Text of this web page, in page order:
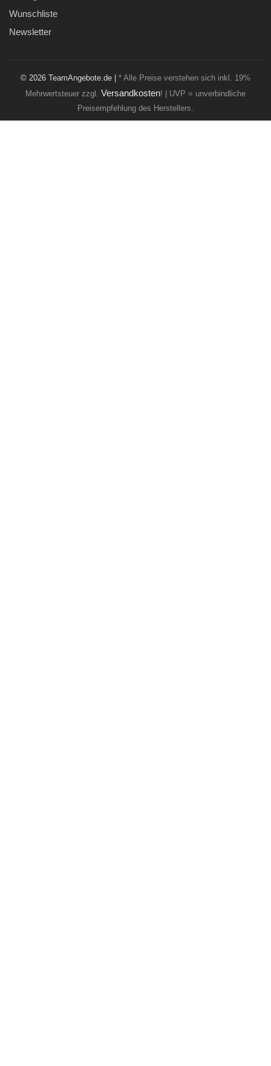
Wunschliste
Newsletter
© 2026 TeamAngebote.de | * Alle Preise verstehen sich inkl. 19%
Mehrwertsteuer zzgl. Versandkosten! | UVP = unverbindliche
Preisempfehlung des Herstellers.